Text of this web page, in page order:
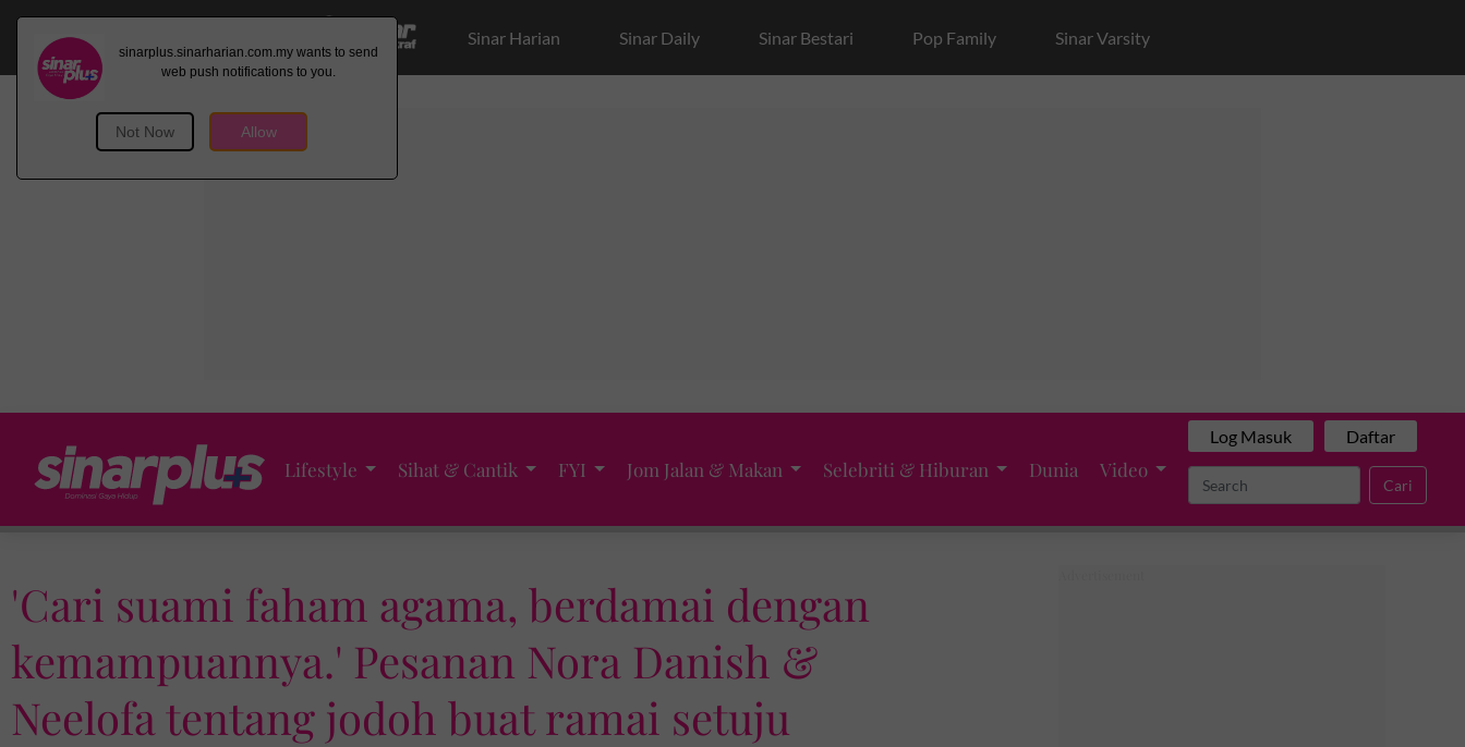
Sinar Harian Sinar Daily Sinar Bestari Pop Family Sinar Varsity
Lifestyle Sihat & Cantik FYI Jom Jalan & Makan Selebriti & Hiburan Dunia Video
Log Masuk Daftar
Cari
'Cari suami faham agama, berdamai dengan
kemampuannya.' Pesanan Nora Danish &
Neelofa tentang jodoh buat ramai setuju